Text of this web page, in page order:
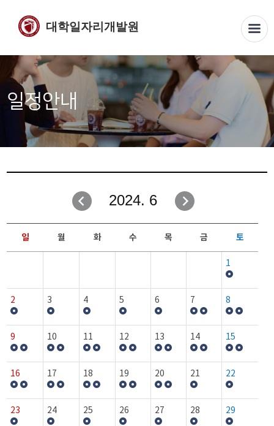
대학일자리개발원
일정안내
2024. 6
일 월 화 수 목 금 토
1
2 3 4 5 6 7 8
9 10 11 12 13 14 15
16 17 18 19 20 21 22
23 24 25 26 27 28 29